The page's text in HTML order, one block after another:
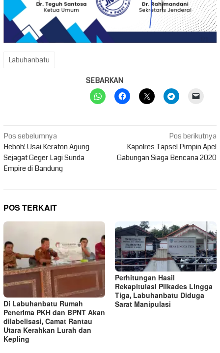
Labuhanbatu
SEBARKAN
Navigasi
pos
Pos sebelumnya
Heboh! Usai Keraton Agung
Sejagat Geger Lagi Sunda
Empire di Bandung
Pos berikutnya
Kapolres Tapsel Pimpin Apel
Gabungan Siaga Bencana 2020
POS TERKAIT
Di Labuhanbatu Rumah
Penerima PKH dan BPNT Akan
dilabelisasi, Camat Rantau
Utara Kerahkan Lurah dan
Kepling
Perhitungan Hasil
Rekapitulasi Pilkades Lingga
Tiga, Labuhanbatu Diduga
Sarat Manipulasi